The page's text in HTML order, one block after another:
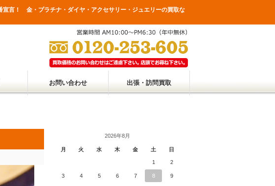
言！ 金・プラチナ・ダイヤ・アクセサリー・ジュエリーの買取な
お問い合わせ 出張・訪問買取
2026年8月
月 火 水 木 金 土 日
1 2
3 4 5 6 7 8 9